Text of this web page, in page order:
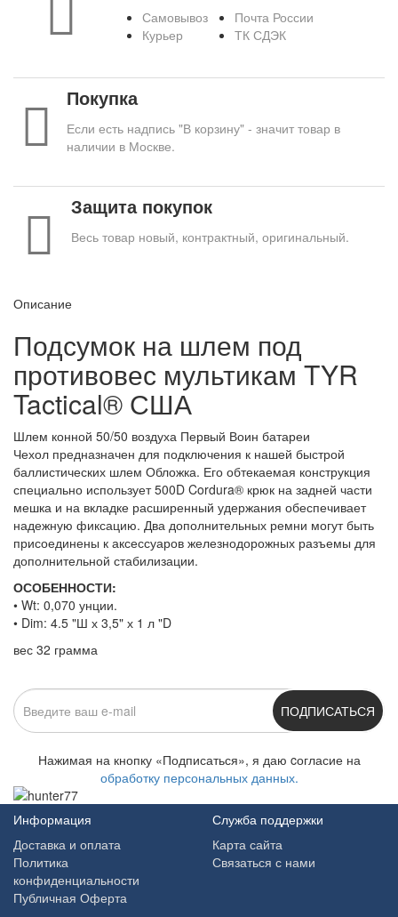
Самовывоз
Курьер
Почта России
ТК СДЭК
Покупка
Если есть надпись "В корзину" - значит товар в
наличии в Москве.
Защита покупок
Весь товар новый, контрактный, оригинальный.
Описание
Подсумок на шлем под
противовес мультикам TYR
Tactical® США
Шлем конной 50/50 воздуха Первый Воин батареи
Чехол предназначен для подключения к нашей быстрой
баллистических шлем Обложка. Его обтекаемая конструкция
специально использует 500D Cordura® крюк на задней части
мешка и на вкладке расширенный удержания обеспечивает
надежную фиксацию. Два дополнительных ремни могут быть
присоединены к аксессуаров железнодорожных разъемы для
дополнительной стабилизации.
ОСОБЕННОСТИ:
• Wt: 0,070 унции.
• Dim: 4.5 "Ш х 3,5" х 1 л "D
вес 32 грамма
ПОДПИСАТЬСЯ
Нажимая на кнопку «Подписаться», я даю cогласие на
обработку персональных данных.
Информация
Доставка и оплата
Политика
конфиденциальности
Публичная Оферта
Служба поддержки
Карта сайта
Связаться с нами